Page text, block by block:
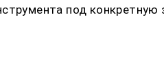
под конкретную